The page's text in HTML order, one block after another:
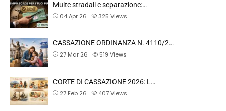
Multe stradali e separazione:…
04 Apr 26
325 Views
CASSAZIONE ORDINANZA N. 4110/2…
27 Mar 26
519 Views
CORTE DI CASSAZIONE 2026: L…
27 Feb 26
407Views